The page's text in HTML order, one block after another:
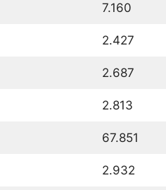
7.160
2.427
2.687
2.813
67.851
2.932